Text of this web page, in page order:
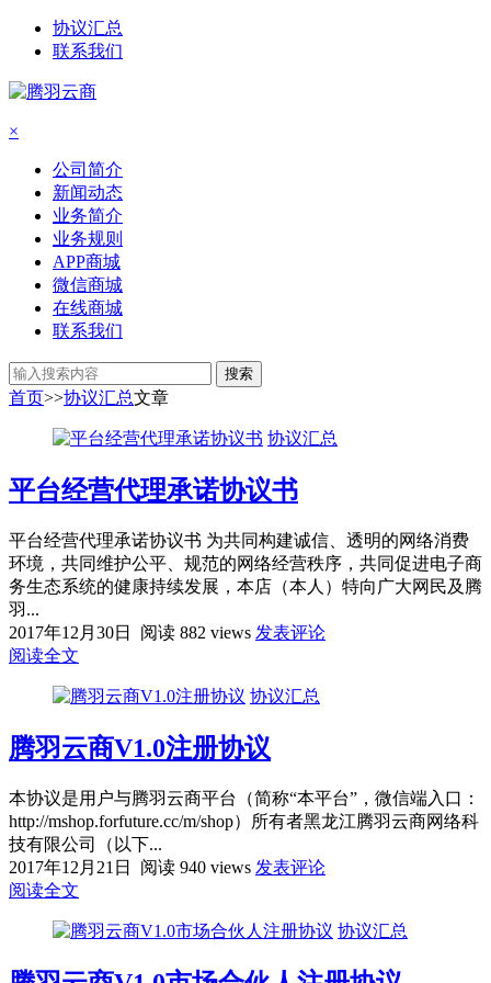
协议汇总
联系我们
×
公司简介
新闻动态
业务简介
业务规则
APP商城
微信商城
在线商城
联系我们
搜索
首页>>协议汇总文章
协议汇总
平台经营代理承诺协议书
平台经营代理承诺协议书 为共同构建诚信、透明的网络消费
环境，共同维护公平、规范的网络经营秩序，共同促进电子商
务生态系统的健康持续发展，本店（本人）特向广大网民及腾
羽...
2017年12月30日
阅读 882 views 发表评论
阅读全文
协议汇总
腾羽云商V1.0注册协议
本协议是用户与腾羽云商平台（简称“本平台”，微信端入口：
http://mshop.forfuture.cc/m/shop）所有者黑龙江腾羽云商网络科
技有限公司（以下...
2017年12月21日
阅读 940 views 发表评论
阅读全文
协议汇总